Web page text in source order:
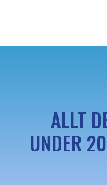
ALLT
UNDER